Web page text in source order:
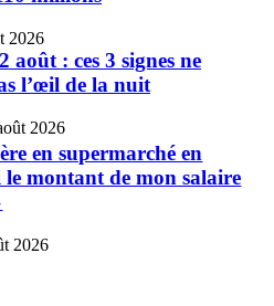
2026
août : ces 3 signes ne
l’œil de la nuit
2026
en supermarché en
le montant de mon salaire
2026